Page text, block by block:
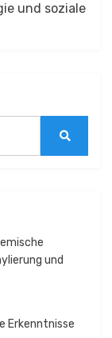
und soziale
und
Erkenntnisse